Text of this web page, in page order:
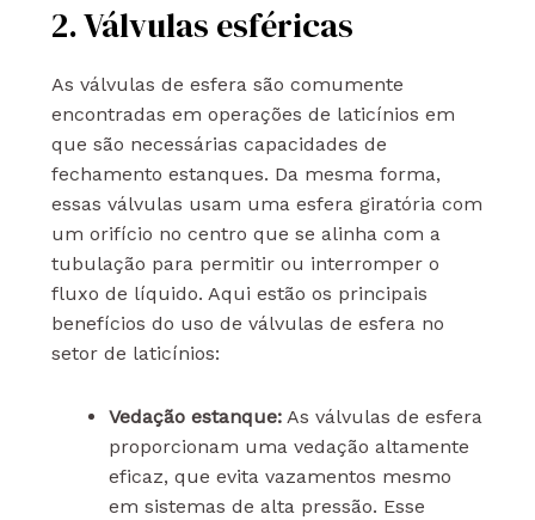
2. Válvulas esféricas
As válvulas de esfera são comumente
encontradas em operações de laticínios em
que são necessárias capacidades de
fechamento estanques. Da mesma forma,
essas válvulas usam uma esfera giratória com
um orifício no centro que se alinha com a
tubulação para permitir ou interromper o
fluxo de líquido. Aqui estão os principais
benefícios do uso de válvulas de esfera no
setor de laticínios:
Vedação estanque:As válvulas de esfera
proporcionam uma vedação altamente
eficaz, que evita vazamentos mesmo
em sistemas de alta pressão. Esse